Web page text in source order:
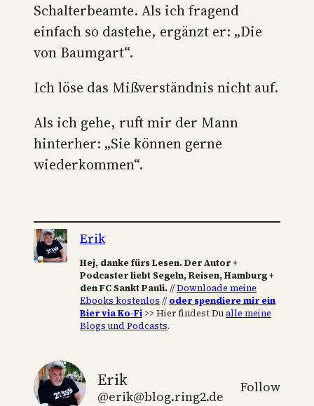
Schalterbeamte. Als ich fragend
einfach so dastehe, ergänzt er: „Die
von Baumgart“.
Ich löse das Mißverständnis nicht auf.
Als ich gehe, ruft mir der Mann
hinterher: „Sie können gerne
wiederkommen“.
Erik
Hej, danke fürs Lesen. Der Autor +
Podcaster liebt Segeln, Reisen, Hamburg +
den FC Sankt Pauli.//Downloade meine
Ebooks kostenlos //oder spendiere mir ein
Bier via Ko-Fi >> Hier findest Dualle meine
Blogs und Podcasts.
Erik
@erik@blog.ring2.de
Follow